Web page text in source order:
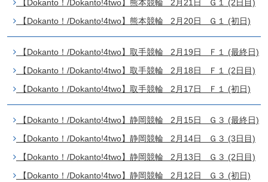
【Dokanto！/Dokanto!4two】熊本競輪 2月21日 Ｇ１ (2日目)
【Dokanto！/Dokanto!4two】熊本競輪 2月20日 Ｇ１ (初日)
【Dokanto！/Dokanto!4two】取手競輪 2月19日 Ｆ１ (最終日)
【Dokanto！/Dokanto!4two】取手競輪 2月18日 Ｆ１ (2日目)
【Dokanto！/Dokanto!4two】取手競輪 2月17日 Ｆ１ (初日)
【Dokanto！/Dokanto!4two】静岡競輪 2月15日 Ｇ３ (最終日)
【Dokanto！/Dokanto!4two】静岡競輪 2月14日 Ｇ３ (3日目)
【Dokanto！/Dokanto!4two】静岡競輪 2月13日 Ｇ３ (2日目)
【Dokanto！/Dokanto!4two】静岡競輪 2月12日 Ｇ３ (初日)